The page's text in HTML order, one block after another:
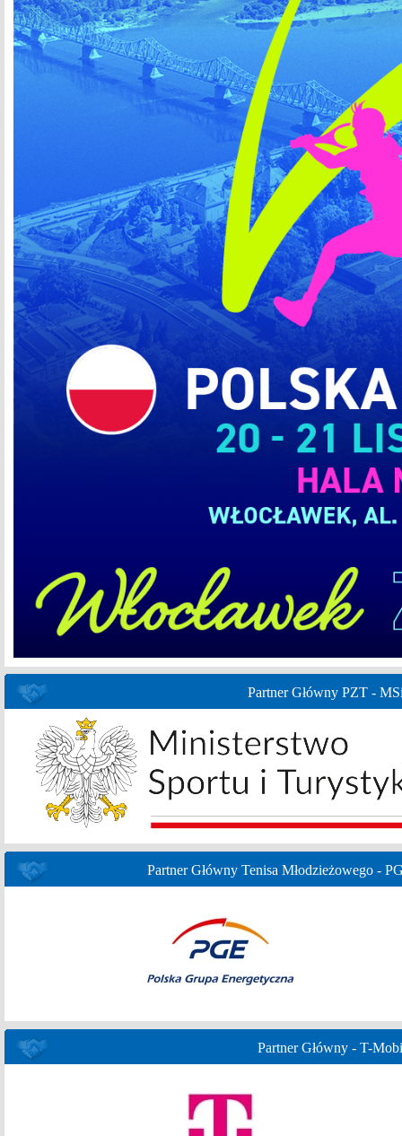
Partner Główny PZT -
Partner Główny Tenisa Młodzieżowego -
Partner Główny - T-